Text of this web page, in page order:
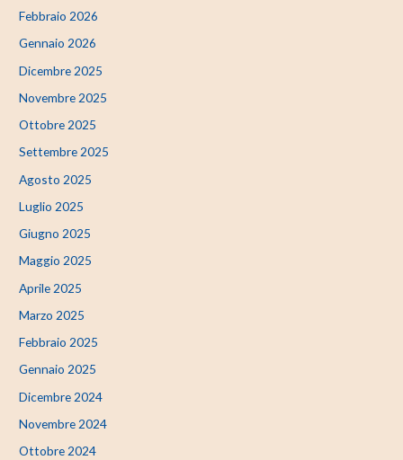
Febbraio 2026
Gennaio 2026
Dicembre 2025
Novembre 2025
Ottobre 2025
Settembre 2025
Agosto 2025
Luglio 2025
Giugno 2025
Maggio 2025
Aprile 2025
Marzo 2025
Febbraio 2025
Gennaio 2025
Dicembre 2024
Novembre 2024
Ottobre 2024